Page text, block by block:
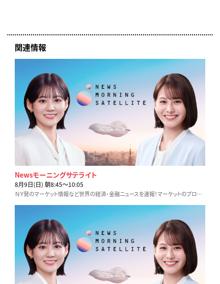
関連情報
Newsモーニングサテライト
8月9日(日) 朝8:45〜10:05
ＮＹ発のマーケット情報など世界の経済・金融ニュースを速報！マーケットのプロが詳しく解説します。